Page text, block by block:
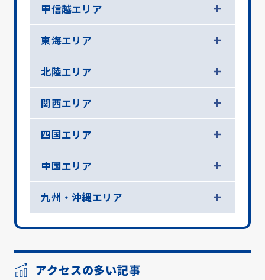
甲信越エリア
東海エリア
北陸エリア
関西エリア
四国エリア
中国エリア
九州・沖縄エリア
アクセスの多い記事